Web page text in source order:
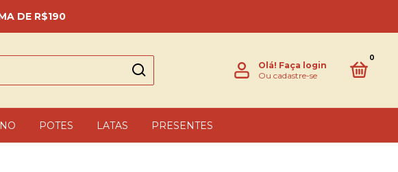
DE R$190
Olá! Faça login
Ou cadastre-se
0
POTES LATAS PRESENTES